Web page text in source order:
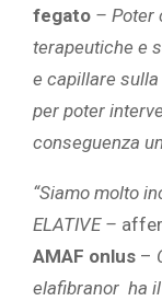
fegato – Poter
terapeutiche e
e capillare
per poter
conseguenza
“Siamo molto
ELATIVE –
AMAF onlus –
elafibranor ha